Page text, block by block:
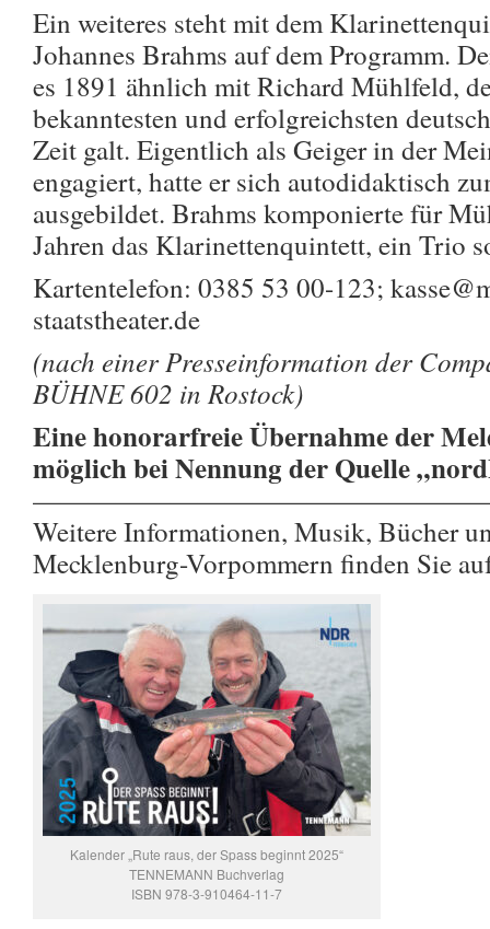
Ein weiteres steht mit dem
Johannes Brahms auf dem Programm.
es 1891 ähnlich mit Richard Mühlfeld,
bekanntesten und erfolgreichsten
Zeit galt. Eigentlich als Geiger in der
engagiert, hatte er sich autodidaktisch
ausgebildet. Brahms komponierte für
Jahren das Klarinettenquintett, ein Trio
Kartentelefon: 0385 53 00-123;
staatstheater.de
(nach einer Presseinformation der
BÜHNE 602 in Rostock)
Eine honorarfreie Übernahme der
möglich bei Nennung der Quelle
Weitere Informationen, Musik, Bücher
Mecklenburg-Vorpommern finden Sie
Kalender „Rute raus, der Spass beginnt 2025“
TENNEMANN Buchverlag
ISBN 978-3-910464-11-7